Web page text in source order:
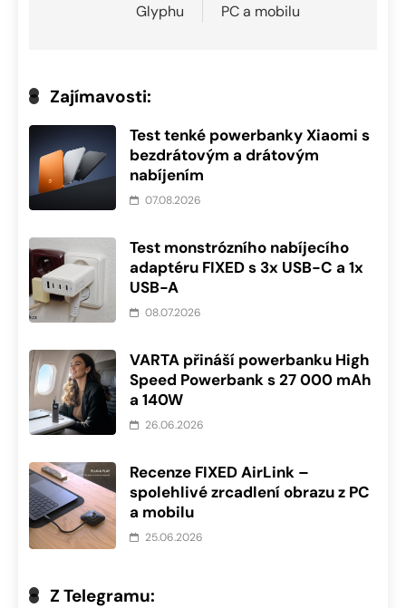
Glyphu
PC a mobilu
Zajímavosti:
Test tenké powerbanky Xiaomi s
bezdrátovým a drátovým
nabíjením
07.08.2026
Test monstrózního nabíjecího
adaptéru FIXED s 3x USB-C a 1x
USB-A
08.07.2026
VARTA přináší powerbanku High
Speed Powerbank s 27 000 mAh
a 140W
26.06.2026
Recenze FIXED AirLink –
spolehlivé zrcadlení obrazu z PC
a mobilu
25.06.2026
Z Telegramu: